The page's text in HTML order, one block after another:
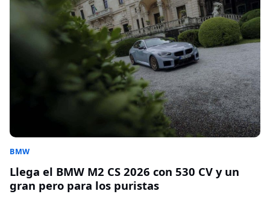
BMW
Llega el BMW M2 CS 2026 con 530 CV y un
gran pero para los puristas